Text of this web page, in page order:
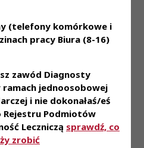
(telefony komórkowe i
pracy Biura (8-16)
zawód Diagnosty
jednoosobowej
i nie dokonałaś/eś
Rejestru Podmiotów
Leczniczą sprawdź, co
zrobić
w Uchwały
PKRDL -
Kadencja
Posiedzenie
-